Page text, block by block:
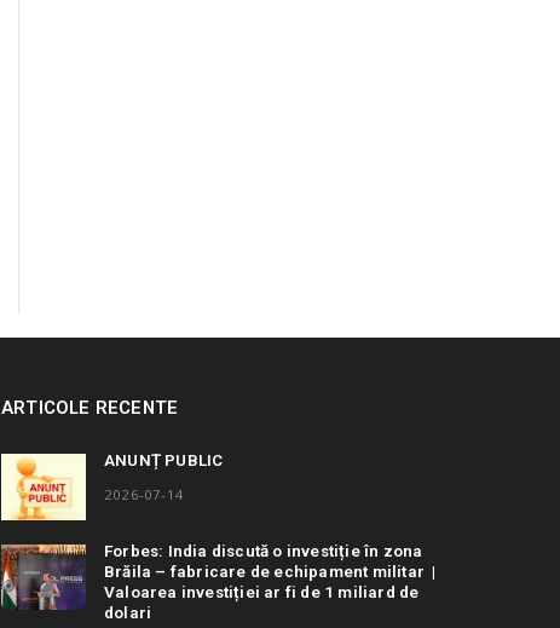
ARTICOLE RECENTE
ANUNȚ PUBLIC
2026-07-14
Forbes: India discută o investiție în zona
Brăila – fabricare de echipament militar |
Valoarea investiției ar fi de 1 miliard de
dolari